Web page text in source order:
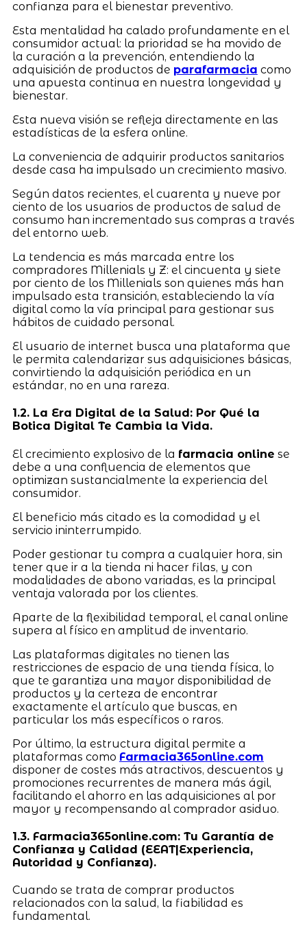
confianza para el bienestar preventivo.
Esta mentalidad ha calado profundamente en el
consumidor actual: la prioridad se ha movido de
la curación a la prevención, entendiendo la
adquisición de productos de parafarmacia como
una apuesta continua en nuestra longevidad y
bienestar.
Esta nueva visión se refleja directamente en las
estadísticas de la esfera online.
La conveniencia de adquirir productos sanitarios
desde casa ha impulsado un crecimiento masivo.
Según datos recientes, el cuarenta y nueve por
ciento de los usuarios de productos de salud de
consumo han incrementado sus compras a través
del entorno web.
La tendencia es más marcada entre los
compradores Millenials y Z: el cincuenta y siete
por ciento de los Millenials son quienes más han
impulsado esta transición, estableciendo la vía
digital como la vía principal para gestionar sus
hábitos de cuidado personal.
El usuario de internet busca una plataforma que
le permita calendarizar sus adquisiciones básicas,
convirtiendo la adquisición periódica en un
estándar, no en una rareza.
1.2. La Era Digital de la Salud: Por Qué la
Botica Digital Te Cambia la Vida.
El crecimiento explosivo de la farmacia online se
debe a una confluencia de elementos que
optimizan sustancialmente la experiencia del
consumidor.
El beneficio más citado es la comodidad y el
servicio ininterrumpido.
Poder gestionar tu compra a cualquier hora, sin
tener que ir a la tienda ni hacer filas, y con
modalidades de abono variadas, es la principal
ventaja valorada por los clientes.
Aparte de la flexibilidad temporal, el canal online
supera al físico en amplitud de inventario.
Las plataformas digitales no tienen las
restricciones de espacio de una tienda física, lo
que te garantiza una mayor disponibilidad de
productos y la certeza de encontrar
exactamente el artículo que buscas, en
particular los más específicos o raros.
Por último, la estructura digital permite a
plataformas como Farmacia365online.com
disponer de costes más atractivos, descuentos y
promociones recurrentes de manera más ágil,
facilitando el ahorro en las adquisiciones al por
mayor y recompensando al comprador asiduo.
1.3. Farmacia365online.com: Tu Garantía de
Confianza y Calidad (EEAT|Experiencia,
Autoridad y Confianza).
Cuando se trata de comprar productos
relacionados con la salud, la fiabilidad es
fundamental.